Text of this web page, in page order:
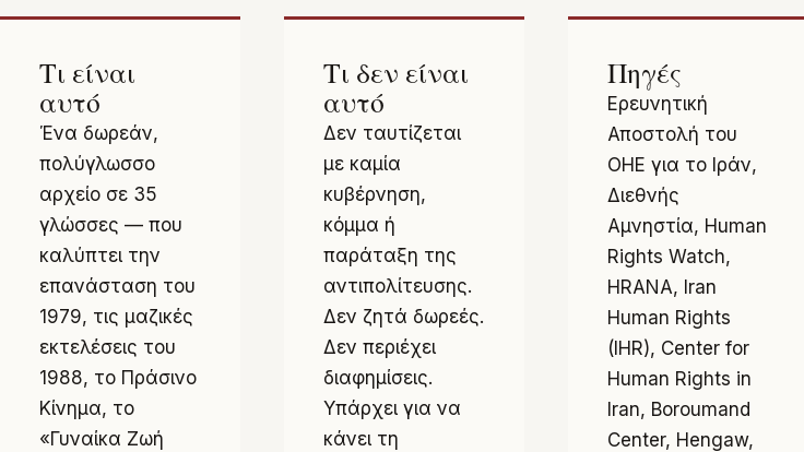
Τι είναι
αυτό
Ένα δωρεάν,
πολύγλωσσο
αρχείο σε 35
γλώσσες — που
καλύπτει την
επανάσταση του
1979, τις μαζικές
εκτελέσεις του
1988, το Πράσινο
Κίνημα, το
«Γυναίκα Ζωή
Τι δεν είναι
αυτό
Δεν ταυτίζεται
με καμία
κυβέρνηση,
κόμμα ή
παράταξη της
αντιπολίτευσης.
Δεν ζητά δωρεές.
Δεν περιέχει
διαφημίσεις.
Υπάρχει για να
κάνει τη
Πηγές
Ερευνητική
Αποστολή του
ΟΗΕ για το Ιράν,
Διεθνής
Αμνηστία, Human
Rights Watch,
HRANA, Iran
Human Rights
(IHR), Center for
Human Rights in
Iran, Boroumand
Center, Hengaw,